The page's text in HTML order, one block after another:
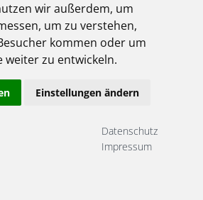
wir außerdem, um
um zu verstehen,
kommen oder um
weiter zu entwickeln.
Einstellungen ändern
Datenschutz
Impressum